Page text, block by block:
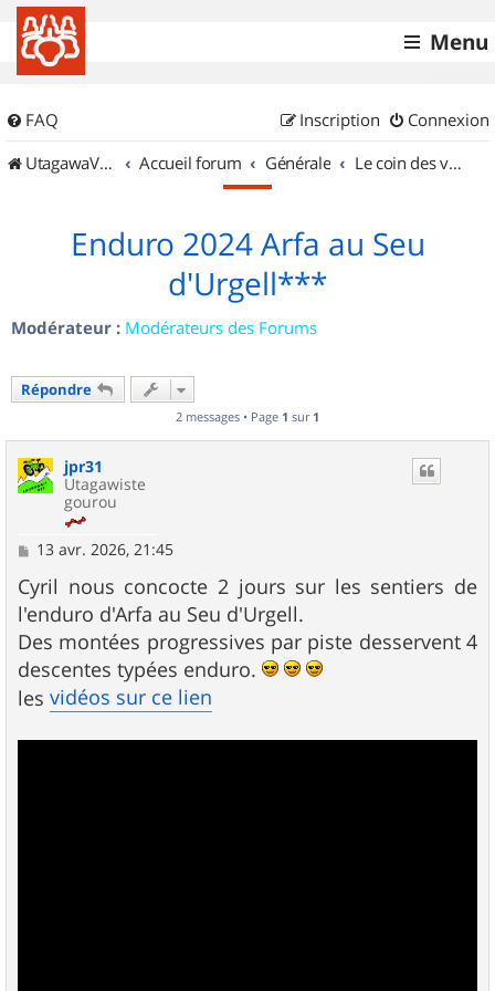
Menu
FAQ Connexion
Inscription
UtagawaVTT (Randos VTT et VTTAE avec traces GPS)
Accueil forum Générale Le coin des vidéastes
Enduro 2024 Arfa au Seu
d'Urgell***
Modérateur : Modérateurs des Forums
Répondre
2 messages • Page 1 sur 1
jpr31
Utagawiste
gourou
M
s
s
a
g
e
13 avr. 2026, 21:45
Cyril nous concocte 2 jours sur les sentiers de
l'enduro d'Arfa au Seu d'Urgell.
Des montées progressives par piste desservent 4
descentes typées enduro.
les vidéos sur ce lien